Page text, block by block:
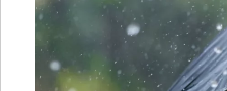
• RADIOS EN VIVO